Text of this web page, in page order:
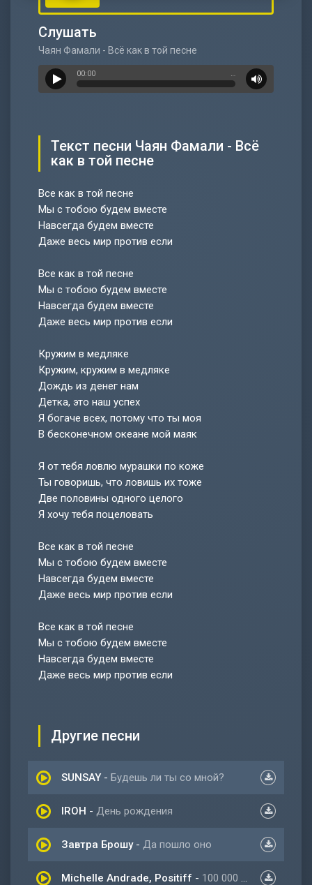
Слушать
Чаян Фамали - Всё как в той песне
00:00 …
Текст песни Чаян Фамали - Всё
как в той песне
Все как в той песне
Мы с тобою будем вместе
Навсегда будем вместе
Даже весь мир против если
Все как в той песне
Мы с тобою будем вместе
Навсегда будем вместе
Даже весь мир против если
Кружим в медляке
Кружим, кружим в медляке
Дождь из денег нам
Детка, это наш успех
Я богаче всех, потому что ты моя
В бесконечном океане мой маяк
Я от тебя ловлю мурашки по коже
Ты говоришь, что ловишь их тоже
Две половины одного целого
Я хочу тебя поцеловать
Все как в той песне
Мы с тобою будем вместе
Навсегда будем вместе
Даже весь мир против если
Все как в той песне
Мы с тобою будем вместе
Навсегда будем вместе
Даже весь мир против если
Другие песни
SUNSAY - Будешь ли ты со мной?
IROH - День рождения
Завтра Брошу- Да пошло оно
Michelle Andrade, Positiff - 100 000 Минут